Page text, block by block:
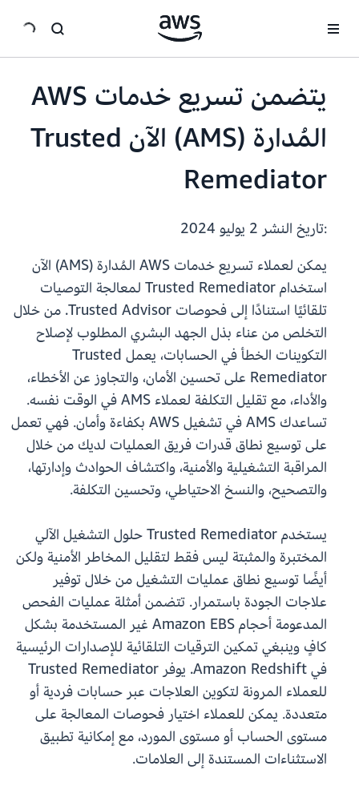
يتضمن تسريع خدمات AWS
المُدارة (AMS) الآن Trusted
Remediator
:تاريخ النشر
يمكن لعملاء تسريع خدمات AWS المُدارة (AMS) الآن
استخدام Trusted Remediator لمعالجة التوصيات
تلقائيًا استنادًا إلى فحوصات Trusted Advisor. من خلال
التخلص من عناء بذل الجهد البشري المطلوب لإصلاح
التكوينات الخطأ في الحسابات، يعمل Trusted
Remediator على تحسين الأمان، والتجاوز عن الأخطاء،
والأداء، مع تقليل التكلفة لعملاء AMS في الوقت نفسه.
تساعدك AMS في تشغيل AWS بكفاءة وأمان. فهي تعمل
على توسيع نطاق قدرات فريق العمليات لديك من خلال
المراقبة التشغيلية والأمنية، واكتشاف الحوادث وإدارتها،
والتصحيح، والنسخ الاحتياطي، وتحسين التكلفة.
يستخدم Trusted Remediator حلول التشغيل الآلي
المختبرة والمثبتة ليس فقط لتقليل المخاطر الأمنية ولكن
أيضًا توسيع نطاق عمليات التشغيل من خلال توفير
علاجات الجودة باستمرار. تتضمن أمثلة عمليات الفحص
المدعومة أحجام Amazon EBS غير المستخدمة بشكل
كافٍ وينبغي تمكين الترقيات التلقائية للإصدارات الرئيسية
في Amazon Redshift. يوفر Trusted Remediator
للعملاء المرونة لتكوين العلاجات عبر حسابات فردية أو
متعددة. يمكن للعملاء اختيار فحوصات المعالجة على
مستوى الحساب أو مستوى المورد، مع إمكانية تطبيق
الاستثناءات المستندة إلى العلامات.